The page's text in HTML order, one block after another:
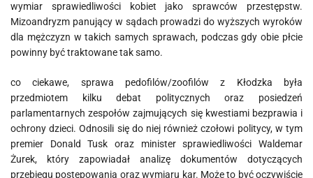
wymiar sprawiedliwości kobiet jako sprawców przestępstw.
Mizoandryzm panujący w sądach prowadzi do wyższych wyroków
dla mężczyzn w takich samych sprawach, podczas gdy obie płcie
powinny być traktowane tak samo.
co ciekawe, sprawa pedofilów/zoofilów z Kłodzka była
przedmiotem kilku debat politycznych oraz posiedzeń
parlamentarnych zespołów zajmujących się kwestiami bezprawia i
ochrony dzieci. Odnosili się do niej również czołowi politycy, w tym
premier Donald Tusk oraz minister sprawiedliwości Waldemar
Żurek, który zapowiadał analizę dokumentów dotyczących
przebiegu postępowania oraz wymiaru kar. Może to być oczywiście